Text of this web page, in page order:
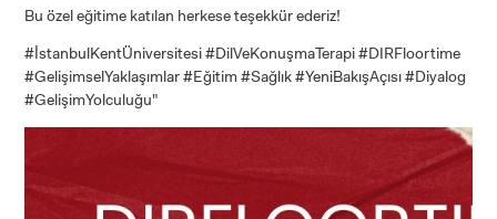
Bu özel eğitime katılan herkese teşekkür ederiz!
#İstanbulKentÜniversitesi #DilVeKonuşmaTerapi #DIRFloortime
#GelişimselYaklaşımlar #Eğitim #Sağlık #YeniBakışAçısı #Diyalog
#GelişimYolculuğu"